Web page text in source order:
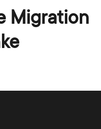
Migration